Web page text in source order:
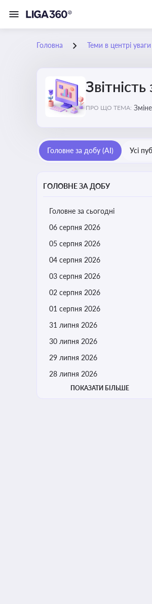
Головна Теми в центрі уваги
ПРО ЩО ТЕМА:
Головне за добу (AI) Усі
ГОЛОВНЕ ЗА ДОБУ
Головне за сьогодні
06 серпня 2026
05 серпня 2026
04 серпня 2026
03 серпня 2026
02 серпня 2026
01 серпня 2026
31 липня 2026
30 липня 2026
29 липня 2026
28 липня 2026
ПОКАЗАТИ БІЛЬШЕ